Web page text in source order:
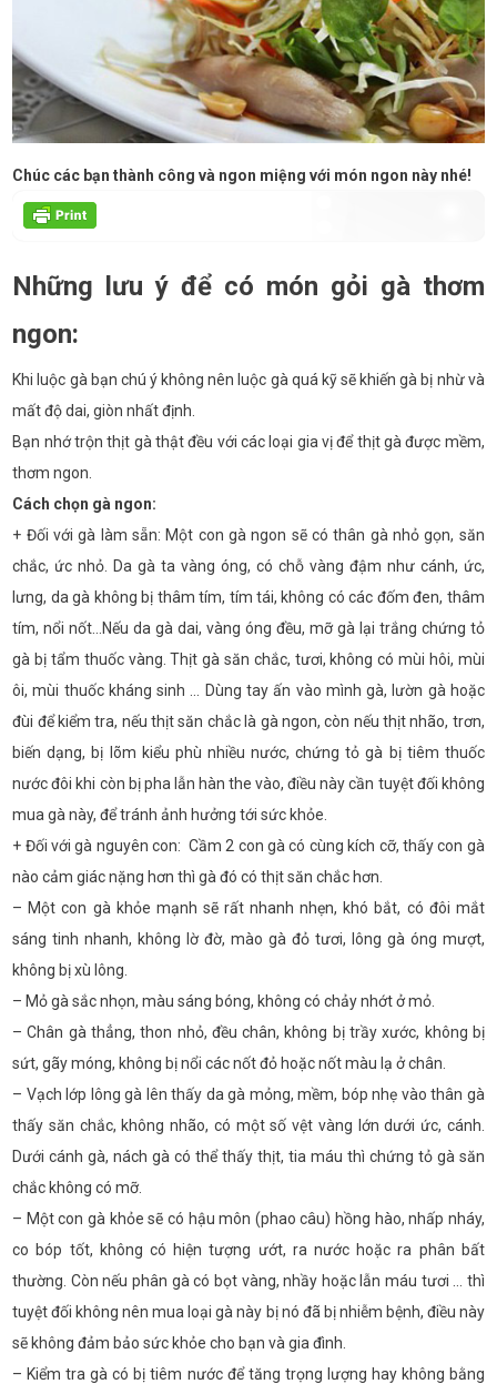
Chúc các bạn thành công và ngon miệng với món ngon này nhé!
Những lưu ý để có món gỏi gà thơm
ngon:
Khi luộc gà bạn chú ý không nên luộc gà quá kỹ sẽ khiến gà bị nhừ và
mất độ dai, giòn nhất định.
Bạn nhớ trộn thịt gà thật đều với các loại gia vị để thịt gà được mềm,
thơm ngon.
Cách chọn gà ngon:
+ Đối với gà làm sẵn: Một con gà ngon sẽ có thân gà nhỏ gọn, săn
chắc, ức nhỏ. Da gà ta vàng óng, có chỗ vàng đậm như cánh, ức,
lưng, da gà không bị thâm tím, tím tái, không có các đốm đen, thâm
tím, nổi nốt…Nếu da gà dai, vàng óng đều, mỡ gà lại trắng chứng tỏ
gà bị tẩm thuốc vàng. Thịt gà săn chắc, tươi, không có mùi hôi, mùi
ôi, mùi thuốc kháng sinh … Dùng tay ấn vào mình gà, lườn gà hoặc
đùi để kiểm tra, nếu thịt săn chắc là gà ngon, còn nếu thịt nhão, trơn,
biến dạng, bị lõm kiểu phù nhiều nước, chứng tỏ gà bị tiêm thuốc
nước đôi khi còn bị pha lẫn hàn the vào, điều này cần tuyệt đối không
mua gà này, để tránh ảnh hưởng tới sức khỏe.
+ Đối với gà nguyên con: Cầm 2 con gà có cùng kích cỡ, thấy con gà
nào cảm giác nặng hơn thì gà đó có thịt săn chắc hơn.
– Một con gà khỏe mạnh sẽ rất nhanh nhẹn, khó bắt, có đôi mắt
sáng tinh nhanh, không lờ đờ, mào gà đỏ tươi, lông gà óng mượt,
không bị xù lông.
– Mỏ gà sắc nhọn, màu sáng bóng, không có chảy nhớt ở mỏ.
– Chân gà thẳng, thon nhỏ, đều chân, không bị trầy xước, không bị
sứt, gãy móng, không bị nổi các nốt đỏ hoặc nốt màu lạ ở chân.
– Vạch lớp lông gà lên thấy da gà mỏng, mềm, bóp nhẹ vào thân gà
thấy săn chắc, không nhão, có một số vệt vàng lớn dưới ức, cánh.
Dưới cánh gà, nách gà có thể thấy thịt, tia máu thì chứng tỏ gà săn
chắc không có mỡ.
– Một con gà khỏe sẽ có hậu môn (phao câu) hồng hào, nhấp nháy,
co bóp tốt, không có hiện tượng ướt, ra nước hoặc ra phân bất
thường. Còn nếu phân gà có bọt vàng, nhầy hoặc lẫn máu tươi … thì
tuyệt đối không nên mua loại gà này bị nó đã bị nhiễm bệnh, điều này
sẽ không đảm bảo sức khỏe cho bạn và gia đình.
– Kiểm tra gà có bị tiêm nước để tăng trọng lượng hay không bằng